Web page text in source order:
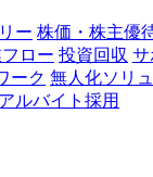
ー 株価・株主優
ロー 投資回収 サ
ーク 無人化ソリ
アルバイト採用